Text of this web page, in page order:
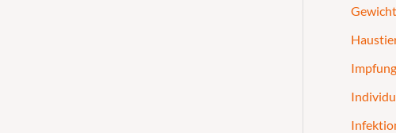
Gewicht
Impfung